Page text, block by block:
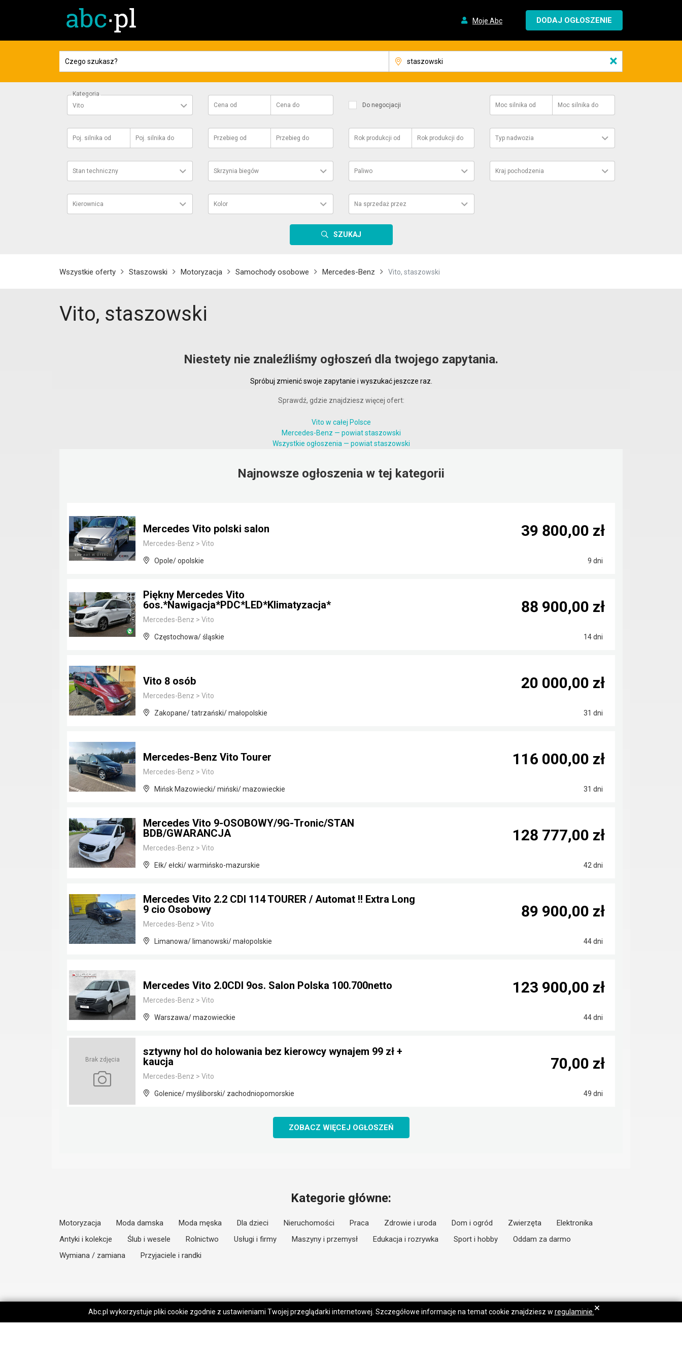
Moje Abc DODAJ OGŁOSZENIE
×
Kategoria
Vito
Cena od Cena do Do negocjacji Moc silnika od Moc silnika do
Poj. silnika od Poj. silnika do Przebieg od Przebieg do Rok produkcji od Rok produkcji do Typ nadwozia
Stan techniczny Skrzynia biegów Paliwo Kraj pochodzenia
Kierownica Kolor Na sprzedaż przez
SZUKAJ
Wszystkie oferty Staszowski Motoryzacja Samochody osobowe Mercedes-Benz Vito, staszowski
Vito, staszowski
Niestety nie znaleźliśmy ogłoszeń dla twojego zapytania.
Spróbuj zmienić swoje zapytanie i wyszukać jeszcze raz.
Sprawdź, gdzie znajdziesz więcej ofert:
Vito w całej Polsce
Mercedes-Benz — powiat staszowski
Wszystkie ogłoszenia — powiat staszowski
Najnowsze ogłoszenia w tej kategorii
Mercedes Vito polski salon
Mercedes-Benz > Vito
Opole/ opolskie 9 dni
39 800,00 zł
Piękny Mercedes Vito
6os.*Nawigacja*PDC*LED*Klimatyzacja*
Mercedes-Benz > Vito
Częstochowa/ śląskie 14 dni
88 900,00 zł
Vito 8 osób
Mercedes-Benz > Vito
Zakopane/ tatrzański/ małopolskie 31 dni
20 000,00 zł
Mercedes-Benz Vito Tourer
Mercedes-Benz > Vito
Mińsk Mazowiecki/ miński/ mazowieckie 31 dni
116 000,00 zł
Mercedes Vito 9-OSOBOWY/9G-Tronic/STAN
BDB/GWARANCJA
Mercedes-Benz > Vito
Ełk/ ełcki/ warmińsko-mazurskie 42 dni
128 777,00 zł
Mercedes Vito 2.2 CDI 114 TOURER / Automat !! Extra Long
9 cio Osobowy
Mercedes-Benz > Vito
Limanowa/ limanowski/ małopolskie 44 dni
89 900,00 zł
Mercedes Vito 2.0CDI 9os. Salon Polska 100.700netto
Mercedes-Benz > Vito
Warszawa/ mazowieckie 44 dni
123 900,00 zł
Brak zdjęcia
sztywny hol do holowania bez kierowcy wynajem 99 zł +
kaucja
Mercedes-Benz > Vito
Golenice/ myśliborski/ zachodniopomorskie 49 dni
70,00 zł
ZOBACZ WIĘCEJ OGŁOSZEŃ
Kategorie główne:
Motoryzacja Moda damska Moda męska Dla dzieci Nieruchomości Praca Zdrowie i uroda Dom i ogród Zwierzęta
Elektronika
Antyki i kolekcje
Ślub i wesele Rolnictwo Usługi i firmy Maszyny i przemysł Edukacja i rozrywka Sport i hobby
Oddam za darmo
Wymiana / zamiana
Przyjaciele i randki
Abc.pl wykorzystuje pliki cookie zgodnie z ustawieniami Twojej przeglądarki internetowej. Szczegółowe informacje na temat cookie znajdziesz w regulaminie. ×